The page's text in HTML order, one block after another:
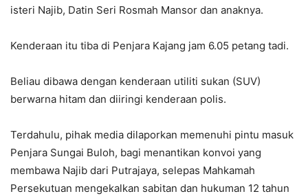
isteri Najib, Datin Seri Rosmah Mansor dan anaknya.
Kenderaan itu tiba di Penjara Kajang jam 6.05 petang tadi.
Beliau dibawa dengan kenderaan utiliti sukan (SUV)
berwarna hitam dan diiringi kenderaan polis.
Terdahulu, pihak media dilaporkan memenuhi pintu masuk
Penjara Sungai Buloh, bagi menantikan konvoi yang
membawa Najib dari Putrajaya, selepas Mahkamah
Persekutuan mengekalkan sabitan dan hukuman 12 tahun